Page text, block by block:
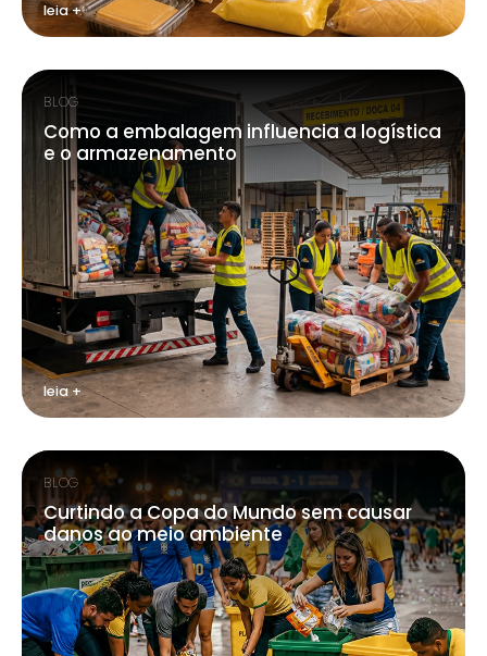
leia +
BLOG
Como a embalagem influencia a logística
e o armazenamento
leia +
BLOG
Curtindo a Copa do Mundo sem causar
danos ao meio ambiente